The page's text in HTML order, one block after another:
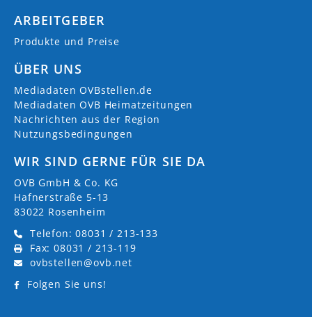
ARBEITGEBER
Produkte und Preise
ÜBER UNS
Mediadaten OVBstellen.de
Mediadaten OVB Heimatzeitungen
Nachrichten aus der Region
Nutzungsbedingungen
WIR SIND GERNE FÜR SIE DA
OVB GmbH & Co. KG
Hafnerstraße 5-13
83022 Rosenheim
Telefon: 08031 / 213-133
Fax: 08031 / 213-119
ovbstellen@ovb.net
Folgen Sie uns!